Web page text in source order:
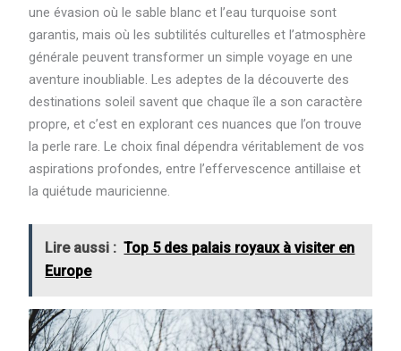
une évasion où le sable blanc et l’eau turquoise sont
garantis, mais où les subtilités culturelles et l’atmosphère
générale peuvent transformer un simple voyage en une
aventure inoubliable. Les adeptes de la découverte des
destinations soleil savent que chaque île a son caractère
propre, et c’est en explorant ces nuances que l’on trouve
la perle rare. Le choix final dépendra véritablement de vos
aspirations profondes, entre l’effervescence antillaise et
la quiétude mauricienne.
Lire aussi : Top 5 des palais royaux à visiter en
Europe